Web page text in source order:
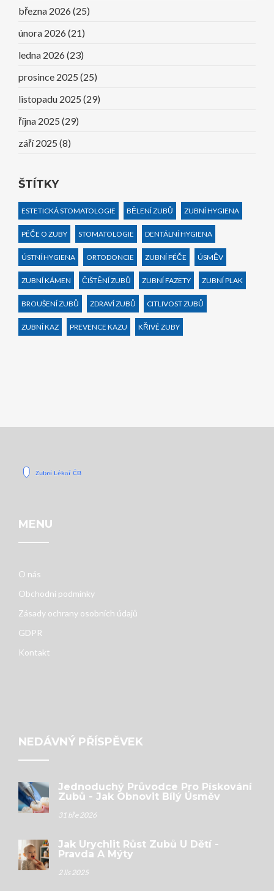
března 2026 (25)
února 2026 (21)
ledna 2026 (23)
prosince 2025 (25)
listopadu 2025 (29)
října 2025 (29)
září 2025 (8)
ŠTÍTKY
ESTETICKÁ STOMATOLOGIE BĚLENÍ ZUBŮ ZUBNÍ HYGIENA
PÉČE O ZUBY STOMATOLOGIE DENTÁLNÍ HYGIENA
ÚSTNÍ HYGIENA ORTODONCIE ZUBNÍ PÉČE ÚSMĚV
ZUBNÍ KÁMEN ČIŠTĚNÍ ZUBŮ ZUBNÍ FAZETY ZUBNÍ PLAK
BROUŠENÍ ZUBŮ ZDRAVÍ ZUBŮ CITLIVOST ZUBŮ
ZUBNÍ KAZ PREVENCE KAZU KŘIVÉ ZUBY
MENU
O nás
Obchodní podmínky
Zásady ochrany osobních údajů
GDPR
Kontakt
NEDÁVNÝ PŘÍSPĚVEK
Jednoduchý Průvodce Pro Pískování
Zubů - Jak Obnovit Bílý Úsměv
31 bře 2026
Jak Urychlit Růst Zubů U Dětí -
Pravda A Mýty
2 lis 2025